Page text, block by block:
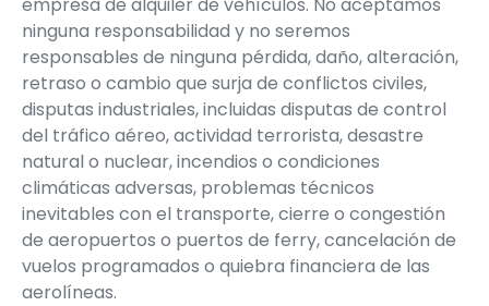
ninguna responsabilidad y no seremos
responsables de ninguna pérdida, daño, alteración,
retraso o cambio que surja de conflictos civiles,
disputas industriales, incluidas disputas de control
del tráfico aéreo, actividad terrorista, desastre
natural o nuclear, incendios o condiciones
climáticas adversas, problemas técnicos
inevitables con el transporte, cierre o congestión
de aeropuertos o puertos de ferry, cancelación de
vuelos programados o quiebra financiera de las
aerolíneas.